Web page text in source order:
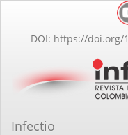
Contenido
principal
lateral
DOI: https://doi.org/
Infectio